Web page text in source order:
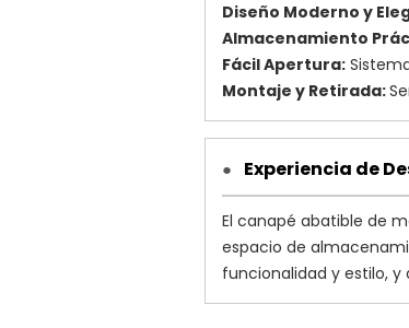
Diseño Moderno y
Almacenamiento
Fácil Apertura:
Montaje y Retirada:
● Experiencia de
El canapé abatible de
espacio de
funcionalidad y estilo,